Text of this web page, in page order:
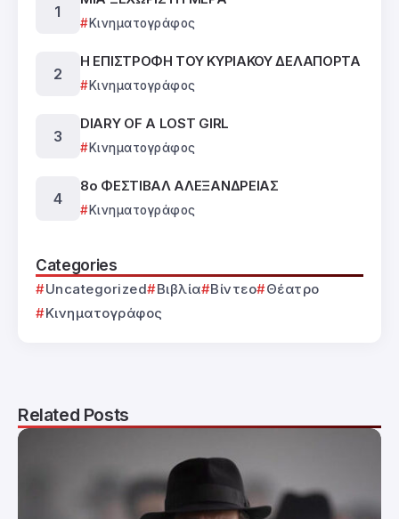
Κινηματογράφος
Η ΕΠΙΣΤΡΟΦΗ ΤΟΥ ΚΥΡΙΑΚΟΥ ΔΕΛΑΠΟΡΤΑ
Κινηματογράφος
DIARY OF A LOST GIRL
Κινηματογράφος
8ο ΦΕΣΤΙΒΑΛ ΑΛΕΞΑΝΔΡΕΙΑΣ
Κινηματογράφος
Categories
Uncategorized Βιβλία Βίντεο
Θέατρο
Κινηματογράφος
Related Posts